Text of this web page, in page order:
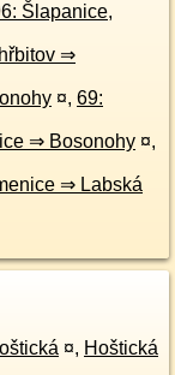
Šlapanice,
⇒
¤, 69:
⇒ Bosonohy ¤,
⇒ Labská
¤, Hoštická